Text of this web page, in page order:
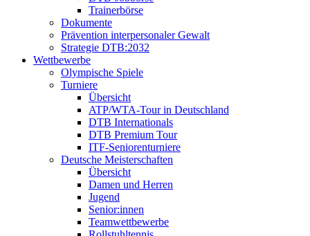
Trainerbörse
Dokumente
Prävention interpersonaler Gewalt
Strategie DTB:2032
Wettbewerbe
Olympische Spiele
Turniere
Übersicht
ATP/WTA-Tour in Deutschland
DTB Internationals
DTB Premium Tour
ITF-Seniorenturniere
Deutsche Meisterschaften
Übersicht
Damen und Herren
Jugend
Senior:innen
Teamwettbewerbe